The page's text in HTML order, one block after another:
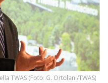
TWAS (Foto: G. Ortolani/TWAS)